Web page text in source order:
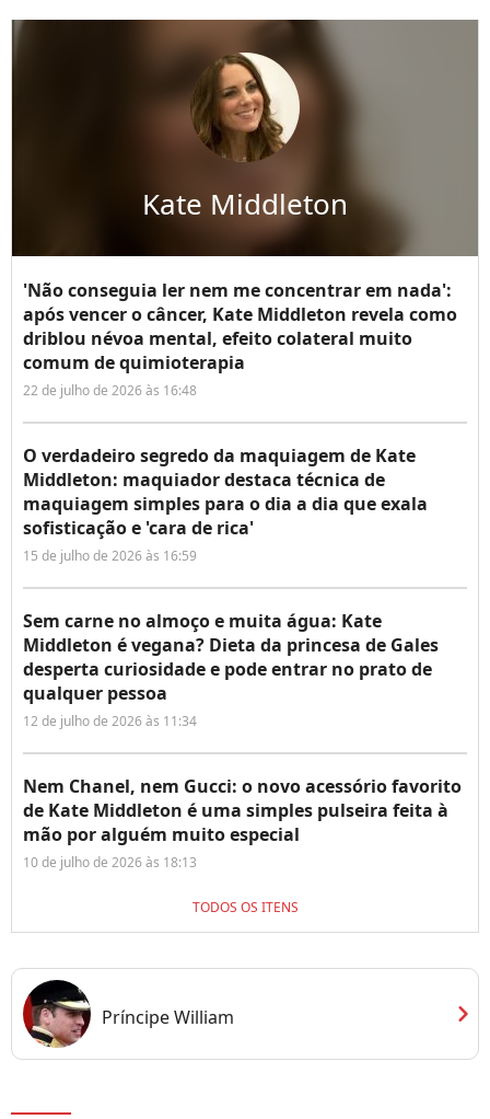
Kate Middleton
'Não conseguia ler nem me concentrar em nada':
após vencer o câncer, Kate Middleton revela como
driblou névoa mental, efeito colateral muito
comum de quimioterapia
22 de julho de 2026 às 16:48
O verdadeiro segredo da maquiagem de Kate
Middleton: maquiador destaca técnica de
maquiagem simples para o dia a dia que exala
sofisticação e 'cara de rica'
15 de julho de 2026 às 16:59
Sem carne no almoço e muita água: Kate
Middleton é vegana? Dieta da princesa de Gales
desperta curiosidade e pode entrar no prato de
qualquer pessoa
12 de julho de 2026 às 11:34
Nem Chanel, nem Gucci: o novo acessório favorito
de Kate Middleton é uma simples pulseira feita à
mão por alguém muito especial
10 de julho de 2026 às 18:13
TODOS OS ITENS
Príncipe William chevron_right